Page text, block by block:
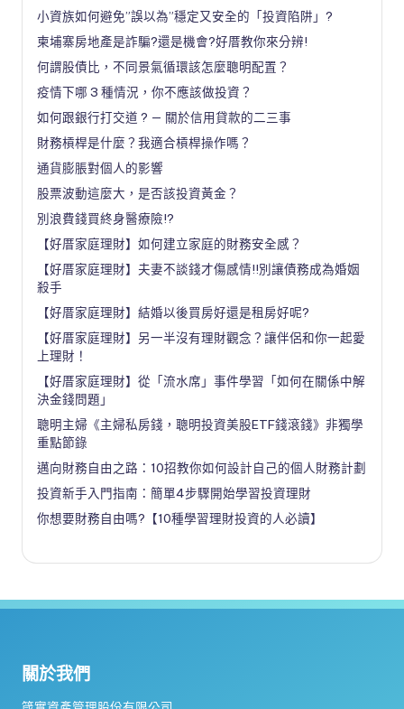
小資族如何避免”誤以為”穩定又安全的「投資陷阱」?
柬埔寨房地產是詐騙?還是機會?好厝教你來分辨!
何謂股債比，不同景氣循環該怎麼聰明配置？
疫情下哪 3 種情況，你不應該做投資？
如何跟銀行打交道 ? — 關於信用貸款的二三事
財務槓桿是什麼？我適合槓桿操作嗎？
通貨膨脹對個人的影響
股票波動這麼大，是否該投資黃金？
別浪費錢買終身醫療險!?
【好厝家庭理財】如何建立家庭的財務安全感？
【好厝家庭理財】夫妻不談錢才傷感情!!別讓債務成為婚姻
殺手
【好厝家庭理財】結婚以後買房好還是租房好呢?
【好厝家庭理財】另一半沒有理財觀念？讓伴侶和你一起愛
上理財！
【好厝家庭理財】從「流水席」事件學習「如何在關係中解
決金錢問題」
聰明主婦《主婦私房錢，聰明投資美股ETF錢滾錢》非獨學
重點節錄
邁向財務自由之路：10招教你如何設計自己的個人財務計劃
投資新手入門指南：簡單4步驟開始學習投資理財
你想要財務自由嗎?【10種學習理財投資的人必讀】
關於我們